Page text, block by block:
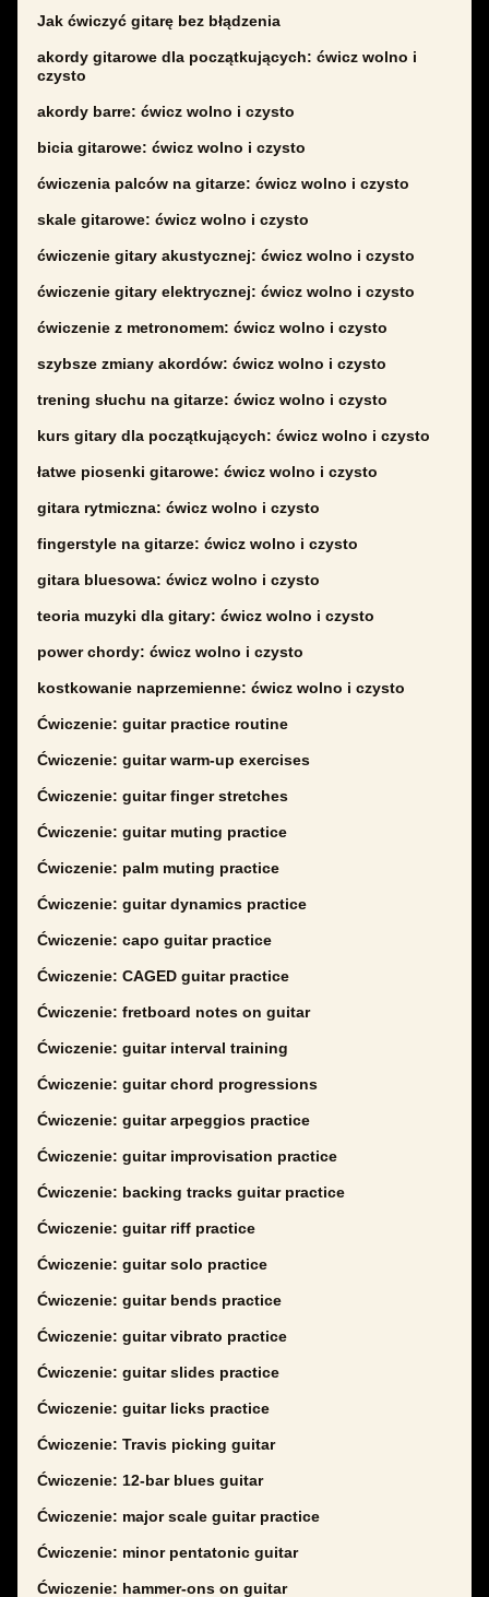
Jak ćwiczyć gitarę bez błądzenia
akordy gitarowe dla początkujących: ćwicz wolno i
czysto
akordy barre: ćwicz wolno i czysto
bicia gitarowe: ćwicz wolno i czysto
ćwiczenia palców na gitarze: ćwicz wolno i czysto
skale gitarowe: ćwicz wolno i czysto
ćwiczenie gitary akustycznej: ćwicz wolno i czysto
ćwiczenie gitary elektrycznej: ćwicz wolno i czysto
ćwiczenie z metronomem: ćwicz wolno i czysto
szybsze zmiany akordów: ćwicz wolno i czysto
trening słuchu na gitarze: ćwicz wolno i czysto
kurs gitary dla początkujących: ćwicz wolno i czysto
łatwe piosenki gitarowe: ćwicz wolno i czysto
gitara rytmiczna: ćwicz wolno i czysto
fingerstyle na gitarze: ćwicz wolno i czysto
gitara bluesowa: ćwicz wolno i czysto
teoria muzyki dla gitary: ćwicz wolno i czysto
power chordy: ćwicz wolno i czysto
kostkowanie naprzemienne: ćwicz wolno i czysto
Ćwiczenie: guitar practice routine
Ćwiczenie: guitar warm-up exercises
Ćwiczenie: guitar finger stretches
Ćwiczenie: guitar muting practice
Ćwiczenie: palm muting practice
Ćwiczenie: guitar dynamics practice
Ćwiczenie: capo guitar practice
Ćwiczenie: CAGED guitar practice
Ćwiczenie: fretboard notes on guitar
Ćwiczenie: guitar interval training
Ćwiczenie: guitar chord progressions
Ćwiczenie: guitar arpeggios practice
Ćwiczenie: guitar improvisation practice
Ćwiczenie: backing tracks guitar practice
Ćwiczenie: guitar riff practice
Ćwiczenie: guitar solo practice
Ćwiczenie: guitar bends practice
Ćwiczenie: guitar vibrato practice
Ćwiczenie: guitar slides practice
Ćwiczenie: guitar licks practice
Ćwiczenie: Travis picking guitar
Ćwiczenie: 12-bar blues guitar
Ćwiczenie: major scale guitar practice
Ćwiczenie: minor pentatonic guitar
Ćwiczenie: hammer-ons on guitar